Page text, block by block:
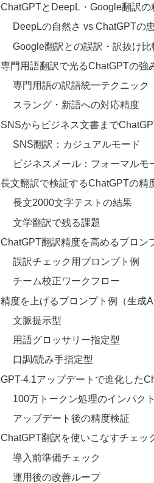
ChatGPTとDeepL・Google翻訳の
DeepLの自然さ vs ChatGPTの
Google翻訳との誤訳・訳抜け比
専門用語翻訳で光るChatGPTの強
専門用語の訳語統一テクニック
スラング・新語への対応精度
SNSからビジネス文書まで
SNS翻訳：カジュアルモード
ビジネスメール：フォーマルモ
長文翻訳で検証するChatGPTの精
長文2000文字テストの結果
文学翻訳で残る課題
ChatGPT翻訳精度を高めるプロン
誤訳チェック用プロンプト例
チーム校正ワークフロー
精度を上げるプロンプト例（生成
文脈提示型
用語グロッサリー指定型
口調/読み手指定型
GPT-4.1アップデートで進化した
100万トークン処理のインパクト
アップデート後の精度検証
ChatGPT翻訳を使いこなすチェッ
導入前準備チェック
運用後の改善ループ